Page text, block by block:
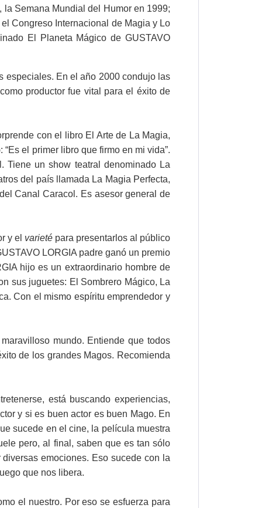
Semana Mundial del Humor en 1999;
Congreso Internacional de Magia y Lo
El Planeta Mágico de GUSTAVO
especiales. En el año 2000 condujo las
productor fue vital para el éxito de
con el libro El Arte de La Magia,
el primer libro que firmo en mi vida”.
Tiene un show teatral denominado La
del país llamada La Magia Perfecta,
Canal Caracol. Es asesor general de
y el varieté para presentarlos al público
LORGIA padre ganó un premio
hijo es un extraordinario hombre de
sus juguetes: El Sombrero Mágico, La
Con el mismo espíritu emprendedor y
mundo. Entiende que todos
de los grandes Magos. Recomienda
está buscando experiencias,
y si es buen actor es buen Mago. En
sucede en el cine, la película muestra
pero, al final, saben que es tan sólo
emociones. Eso sucede con la
que nos libera.
el nuestro. Por eso se esfuerza para